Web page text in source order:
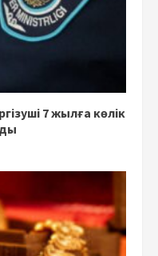
7 жылға көлік